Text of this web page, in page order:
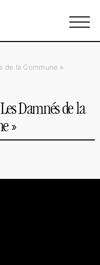
de la Commune »
Les Damnés de la
»